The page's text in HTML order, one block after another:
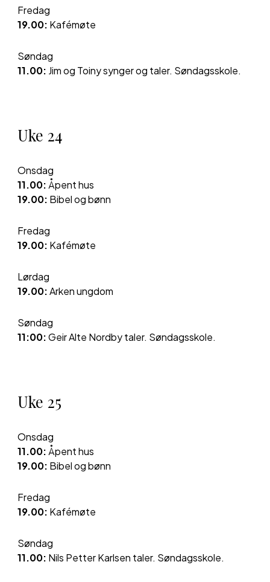
Fredag
19.00: Kafémøte
Søndag
11.00: Jim og Toiny synger og taler. Søndagsskole.
Uke 24
Onsdag
11.00: Åpent hus
19.00: Bibel og bønn
Fredag
19.00: Kafémøte
Lørdag
19.00:Arken ungdom
Søndag
11:00:Geir Alte Nordby taler. Søndagsskole.
Uke 25
Onsdag
11.00: Åpent hus
19.00: Bibel og bønn
Fredag
19.00: Kafémøte
Søndag
11.00: Nils Petter Karlsen taler. Søndagsskole.